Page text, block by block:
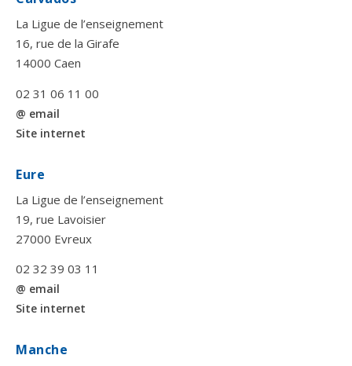
La Ligue de l’enseignement
16, rue de la Girafe
14000 Caen
02 31 06 11 00
@ email
Site internet
Eure
La Ligue de l’enseignement
19, rue Lavoisier
27000 Evreux
02 32 39 03 11
@ email
Site internet
Manche